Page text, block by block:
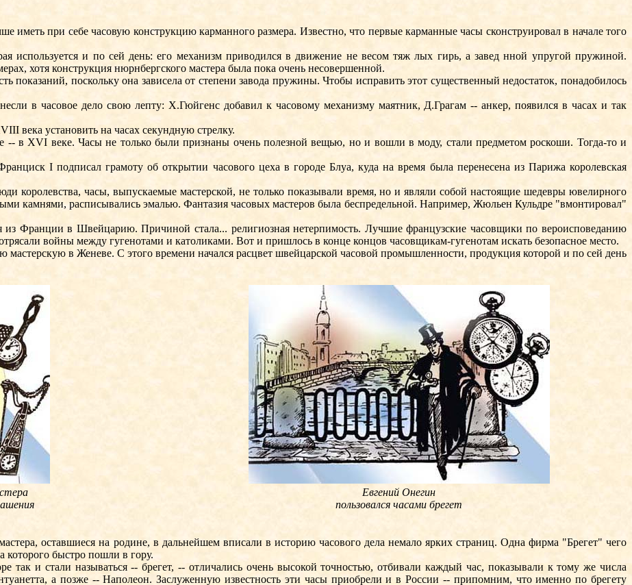
при себе часовую конструкцию карманного размера. Известно, что первые карманные часы сконструировал в начале того
используется и по сей день: его механизм приводился в движение не весом тяж лых гирь, а завед нной упругой пружиной.
хотя конструкция нюрнбергского мастера была пока очень несовершенной.
показаний, поскольку она зависела от степени завода пружины. Чтобы исправить этот существенный недостаток, понадобилось
в часовое дело свою лепту: Х.Гюйгенс добавил к часовому механизму маятник, Д.Грагам -- анкер, появился в часах и так
века установить на часах секундную стрелку.
в XVI веке. Часы не только были признаны очень полезной вещью, но и вошли в моду, стали предметом роскоши. Тогда-то и
I подписал грамоту об открытии часового цеха в городе Блуа, куда на время была перенесена из Парижа королевская
королевства, часы, выпускаемые мастерской, не только показывали время, но и являли собой настоящие шедевры ювелирного
камнями, расписывались эмалью. Фантазия часовых мастеров была беспредельной. Например, Жюльен Кульдре "вмонтировал"
Франции в Швейцарию. Причиной стала... религиозная нетерпимость. Лучшие французские часовщики по вероисповеданию
войны между гугенотами и католиками. Вот и пришлось в конце концов часовщикам-гугенотам искать безопасное место.
в Женеве. С этого времени начался расцвет швейцарской часовой промышленности, продукция которой и по сей день
Евгений Онегин
пользовался часами брегет
оставшиеся на родине, в дальнейшем вписали в историю часового дела немало ярких страниц. Одна фирма "Брегет" чего
которого быстро пошли в гору.
и стали называться -- брегет, -- отличались очень высокой точностью, отбивали каждый час, показывали к тому же числа
а позже -- Наполеон. Заслуженную известность эти часы приобрели и в России -- припомним, что именно по брегету